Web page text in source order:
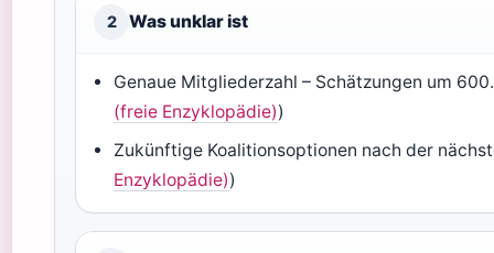
2 Was unklar ist
Genaue Mitgliederzahl – Schätzungen um
(freie Enzyklopädie))
Zukünftige Koalitionsoptionen nach der
Enzyklopädie))